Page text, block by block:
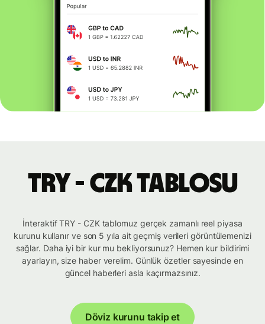
TRY - CZK tablosu
İnteraktif TRY - CZK tablomuz gerçek zamanlı reel piyasa
kurunu kullanır ve son 5 yıla ait geçmiş verileri görüntülemenizi
sağlar. Daha iyi bir kur mu bekliyorsunuz? Hemen kur bildirimi
ayarlayın, size haber verelim. Günlük özetler sayesinde en
güncel haberleri asla kaçırmazsınız.
Döviz kurunu takip et